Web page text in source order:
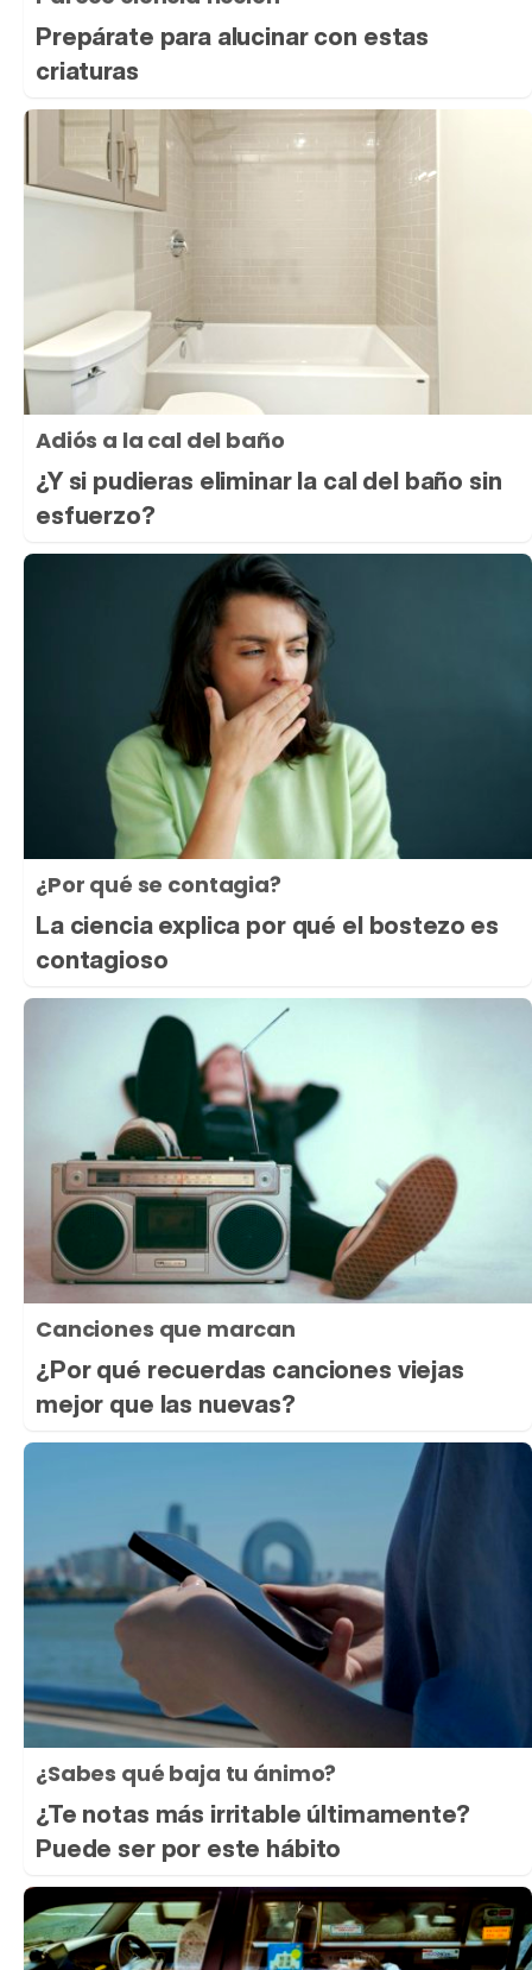
Prepárate para alucinar con estas
criaturas
Adiós a la cal del baño
¿Y si pudieras eliminar la cal del baño sin
esfuerzo?
¿Por qué se contagia?
La ciencia explica por qué el bostezo es
contagioso
Canciones que marcan
¿Por qué recuerdas canciones viejas
mejor que las nuevas?
¿Sabes qué baja tu ánimo?
¿Te notas más irritable últimamente?
Puede ser por este hábito